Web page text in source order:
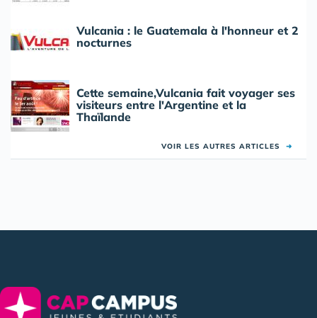
Vulcania : le Guatemala à l'honneur et 2
nocturnes
Cette semaine,Vulcania fait voyager ses
visiteurs entre l'Argentine et la
Thaïlande
VOIR LES AUTRES ARTICLES ➜